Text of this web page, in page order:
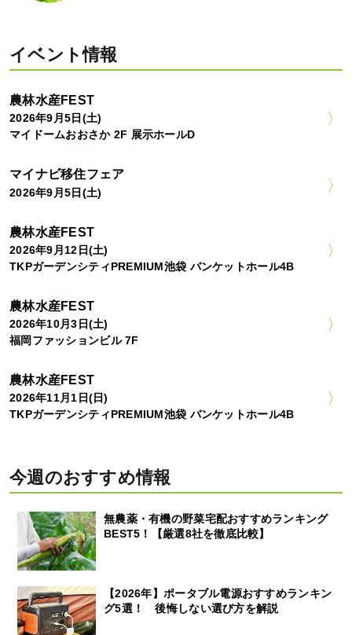
イベント情報
農林水産FEST
2026年9月5日(土)
マイドームおおさか 2F 展示ホールD
マイナビ移住フェア
2026年9月5日(土)
農林水産FEST
2026年9月12日(土)
TKPガーデンシティPREMIUM池袋 バンケットホール4B
農林水産FEST
2026年10月3日(土)
福岡ファッションビル 7F
農林水産FEST
2026年11月1日(日)
TKPガーデンシティPREMIUM池袋 バンケットホール4B
今週のおすすめ情報
無農薬・有機の野菜宅配おすすめランキング
BEST5！【厳選8社を徹底比較】
【2026年】ポータブル電源おすすめランキン
グ5選！ 後悔しない選び方を解説